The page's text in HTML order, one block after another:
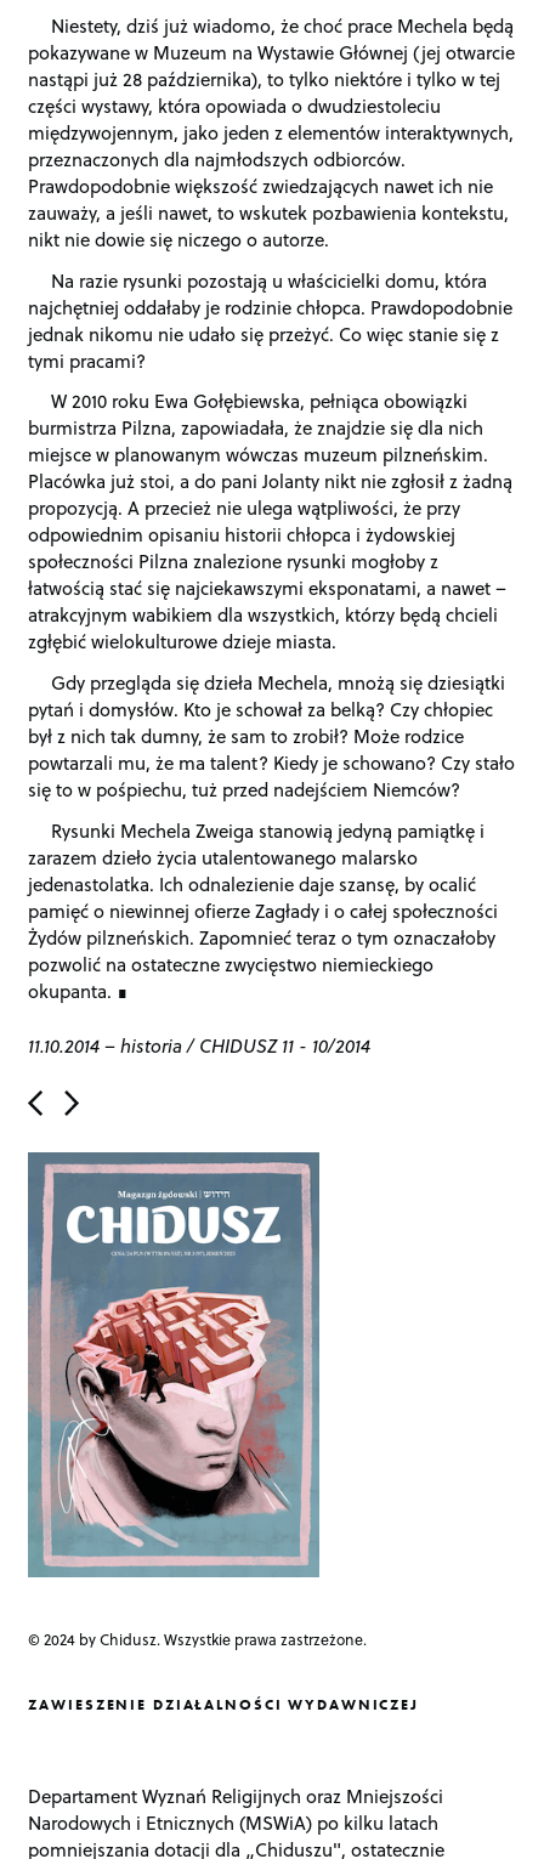
Niestety, dziś już wiadomo, że choć prace Mechela będą
pokazywane w Muzeum na Wystawie Głównej (jej otwarcie
nastąpi już 28 października), to tylko niektóre i tylko w tej
części wystawy, która opowiada o dwudziestoleciu
międzywojennym, jako jeden z elementów interaktywnych,
przeznaczonych dla najmłodszych odbiorców.
Prawdopodobnie większość zwiedzających nawet ich nie
zauważy, a jeśli nawet, to wskutek pozbawienia kontekstu,
nikt nie dowie się niczego o autorze.
Na razie rysunki pozostają u właścicielki domu, która
najchętniej oddałaby je rodzinie chłopca. Prawdopodobnie
jednak nikomu nie udało się przeżyć. Co więc stanie się z
tymi pracami?
W 2010 roku Ewa Gołębiewska, pełniąca obowiązki
burmistrza Pilzna, zapowiadała, że znajdzie się dla nich
miejsce w planowanym wówczas muzeum pilzneńskim.
Placówka już stoi, a do pani Jolanty nikt nie zgłosił z żadną
propozycją. A przecież nie ulega wątpliwości, że przy
odpowiednim opisaniu historii chłopca i żydowskiej
społeczności Pilzna znalezione rysunki mogłoby z
łatwością stać się najciekawszymi eksponatami, a nawet –
atrakcyjnym wabikiem dla wszystkich, którzy będą chcieli
zgłębić wielokulturowe dzieje miasta.
Gdy przegląda się dzieła Mechela, mnożą się dziesiątki
pytań i domysłów. Kto je schował za belką? Czy chłopiec
był z nich tak dumny, że sam to zrobił? Może rodzice
powtarzali mu, że ma talent? Kiedy je schowano? Czy stało
się to w pośpiechu, tuż przed nadejściem Niemców?
Rysunki Mechela Zweiga stanowią jedyną pamiątkę i
zarazem dzieło życia utalentowanego malarsko
jedenastolatka. Ich odnalezienie daje szansę, by ocalić
pamięć o niewinnej ofierze Zagłady i o całej społeczności
Żydów pilzneńskich. Zapomnieć teraz o tym oznaczałoby
pozwolić na ostateczne zwycięstwo niemieckiego
okupanta.
11.10.2014–historia/CHIDUSZ 11 - 10/2014
P
o
a
t
i
o
n
© 2024 by Chidusz. Wszystkie prawa zastrzeżone.
ZAWIESZENIE DZIAŁALNOŚCI WYDAWNICZEJ
Departament Wyznań Religijnych oraz Mniejszości
Narodowych i Etnicznych (MSWiA) po kilku latach
pomniejszania dotacji dla „Chiduszu", ostatecznie